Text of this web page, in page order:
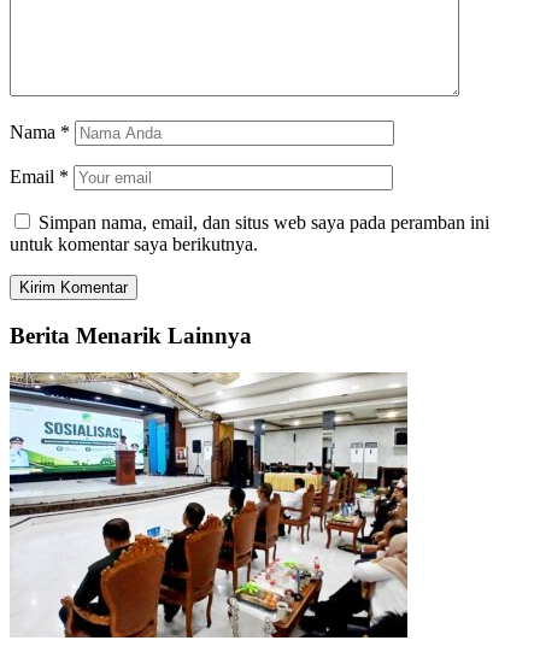
Nama *
Email *
Simpan nama, email, dan situs web saya pada peramban ini
untuk komentar saya berikutnya.
Berita Menarik Lainnya